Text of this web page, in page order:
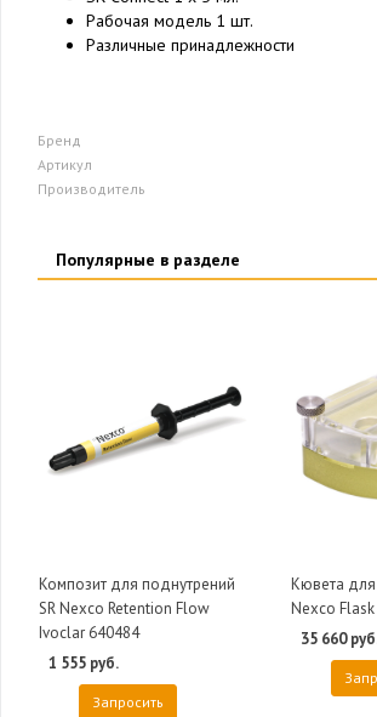
Рабочая модель 1 шт.
Различные принадлежности
Бренд
Артикул
Производитель
Популярные в разделе
Композит для поднутрений
SR Nexco Retention Flow
Ivoclar 640484
1 555 руб.
Запросить
Кювета для
Nexco
35 660